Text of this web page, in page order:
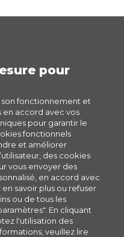
pour
fonctionnement et
en accord avec vos
pour garantir le
fonctionnels
et améliorer
des cookies
vous envoyer des
en accord avec
savoir plus ou refuser
ou de tous les
En cliquant
l'utilisation des
veuillez lire